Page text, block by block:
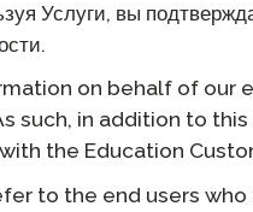
Услуги, вы
on behalf of our
such, in addition to
the Education
to the end users